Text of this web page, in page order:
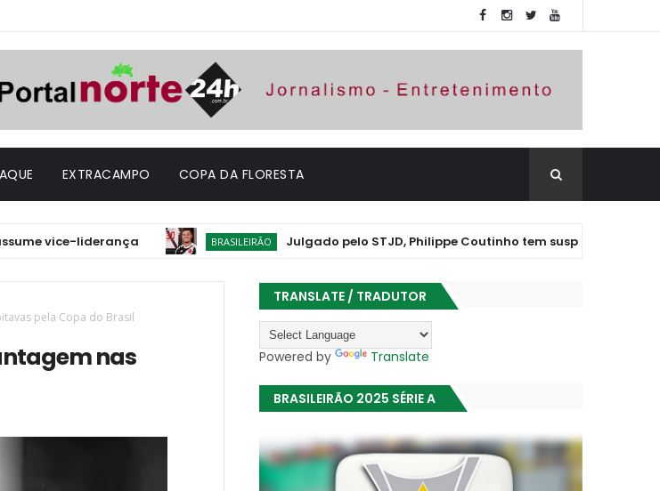
EXTRACAMPO COPA DA FLORESTA
liderança BRASILEIRÃO Julgado pelo STJD, Philippe Coutinho tem suspensão convertida
pela Copa do Brasil
nas
TRANSLATE / TRADUTOR
Powered by Translate
BRASILEIRÃO 2025 SÉRIE A